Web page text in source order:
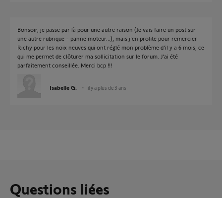
Bonsoir, je passe par là pour une autre raison (Je vais faire un post sur
une autre rubrique - panne moteur...), mais j'en profite pour remercier
Richy pour les noix neuves qui ont réglé mon problème d'il y a 6 mois, ce
qui me permet de clôturer ma sollicitation sur le forum. J'ai été
parfaitement conseillée. Merci bcp !!!
Isabelle G. il y a plus de 3 ans
Questions liées